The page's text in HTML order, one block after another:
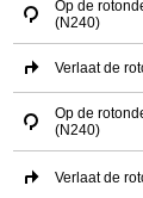
Op de
(N240)
Verlaat de
Op de
(N240)
Verlaat de